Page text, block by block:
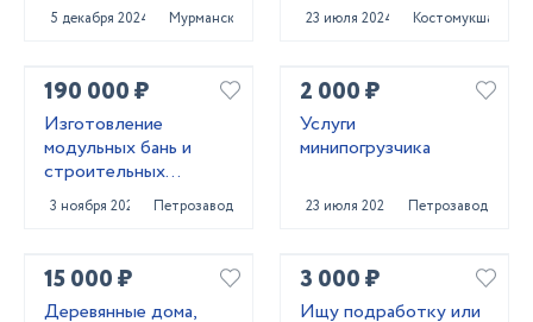
5 декабря 2024 Мурманск 23 июля 2024 Костомукша
190 000 ₽
Изготовление
модульных бань и
строительных
бытовое
3 ноября 2023 Петрозаводск
2 000 ₽
Услуги
минипогрузчика
23 июля 2024 Петрозаводск
15 000 ₽
Деревянные дома,
3 000 ₽
Ищу подработку или